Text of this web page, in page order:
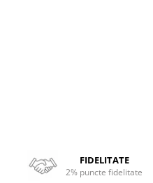
FIDELITATE
2% puncte fidelitate